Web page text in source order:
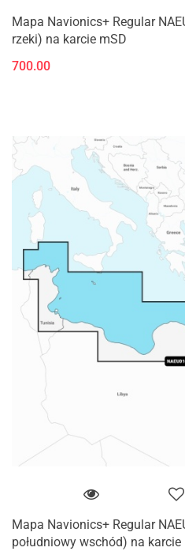
Mapa Navionics+ Regular
rzeki) na karcie mSD
700.00
Mapa Navionics+ Regular
południowy wschód) na karcie